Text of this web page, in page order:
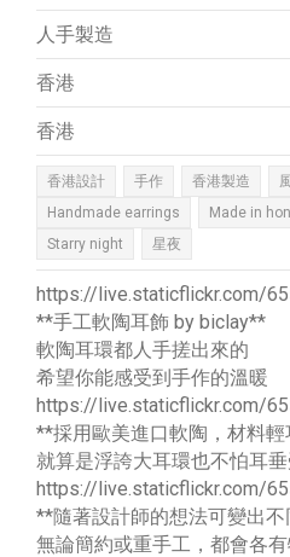
人手製造
香港
香港
香港設計 手作 香港製造
Handmade earrings
Made in
Starry night
星夜
https://live.staticflickr.com/
**手工軟陶耳飾 by biclay**
軟陶耳環都人手搓出來的
希望你能感受到手作的溫暖
https://live.staticflickr.com/
**採用歐美進口軟陶，材料
就算是浮誇大耳環也不怕耳
https://live.staticflickr.com/
**隨著設計師的想法可變出
無論簡約或重手工，都會各